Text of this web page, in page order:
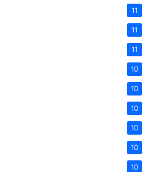
11
11
11
10
10
10
10
10
10